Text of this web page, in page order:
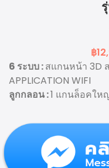
฿
6 ระบบ :สแกนหน้า 3D
APPLICATION WIFI
ลูกกลอน :1 แกนล็อคให